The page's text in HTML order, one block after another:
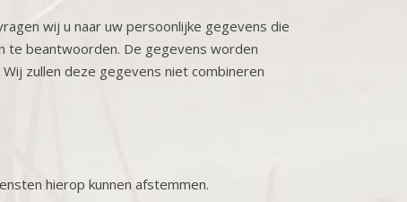
wij u naar uw persoonlijke gegevens die
te beantwoorden. De gegevens worden
zullen deze gegevens niet combineren
hierop kunnen afstemmen.